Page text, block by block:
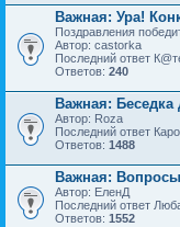
Важная: Ура!
Поздравления
Автор: castorka
Последний ответ
Ответов: 240
Важная: Беседка
Автор: Roza
Последний ответ
Ответов: 1488
Важная:
Автор: ЕленД
Последний ответ
Ответов: 1552